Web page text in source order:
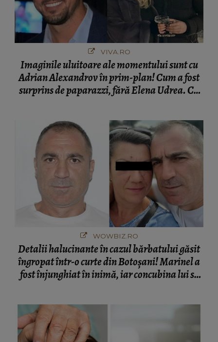
VIVA.RO
Imaginile uluitoare ale momentului sunt cu
Adrian Alexandrov în prim-plan! Cum a fost
surprins de paparazzi, fără Elena Udrea. Cu
WOWBIZ.RO
Detalii halucinante în cazul bărbatului găsit
îngropat într-o curte din Botoșani! Marinel a
fost înjunghiat în inimă, iar concubina lui se